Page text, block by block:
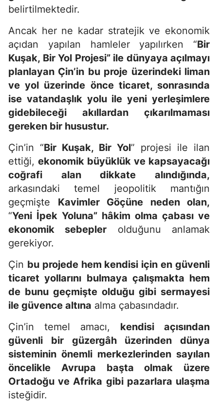
belirtilmektedir.
Ancak her ne kadar stratejik ve ekonomik
açıdan yapılan hamleler yapılırken “Bir
Kuşak, Bir Yol Projesi” ile dünyaya açılmayı
planlayan Çin’in bu proje üzerindeki liman
ve yol üzerinde önce ticaret, sonrasında
ise vatandaşlık yolu ile yeni yerleşimlere
gidebileceği akıllardan çıkarılmaması
gereken bir husustur.
Çin’in “Bir Kuşak, Bir Yol” projesi ile ilan
ettiği, ekonomik büyüklük ve kapsayacağı
coğrafi alan dikkate alındığında,
arkasındaki temel jeopolitik mantığın
geçmişte Kavimler Göçüne neden olan,
“Yeni İpek Yoluna” hâkim olma çabası ve
ekonomik sebepler olduğunu anlamak
gerekiyor.
Çin bu projede hem kendisi için en güvenli
ticaret yollarını bulmaya çalışmakta hem
de bunu geçmişte olduğu gibi sermayesi
ile güvence altına alma çabasındadır.
Çin’in temel amacı, kendisi açısından
güvenli bir güzergâh üzerinden dünya
sisteminin önemli merkezlerinden sayılan
öncelikle Avrupa başta olmak üzere
Ortadoğu ve Afrika gibi pazarlara ulaşma
isteğidir.